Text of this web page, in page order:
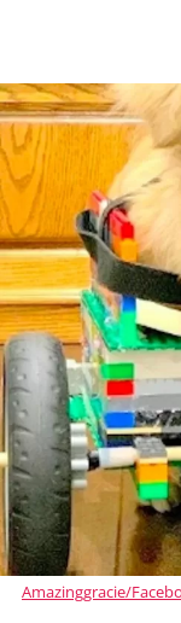
Amazinggracie/